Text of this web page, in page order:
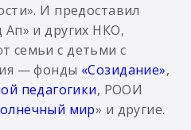
И предоставил
Ап» и других НКО,
семьи с детьми с
— фонды «Созидание»,
педагогики, РООИ
мир» и другие.